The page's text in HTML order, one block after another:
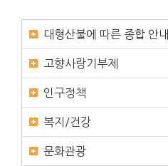
대형산불에 따른 종합 안내
고향사랑기부제
인구정책
복지/건강
문화관광